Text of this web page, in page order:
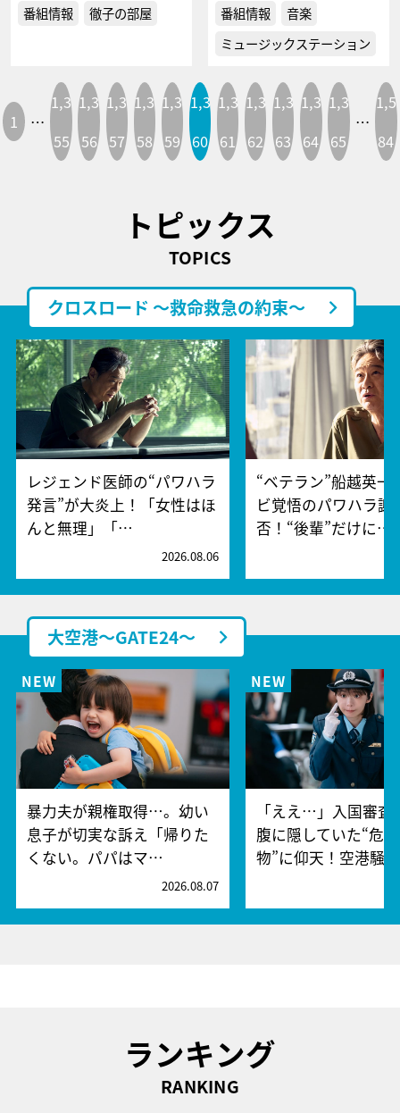
番組情報 徹子の部屋 番組情報
音楽
ミュージックステーション
1 …
1,3
55
1,3
56
1,3
57
1,3
58
1,3
59
1,3
60
1,3
61
1,3
62
1,3
63
1,3
64
1,3
65
…
1,5
84
トピックス
TOPICS
クロスロード ～救命救急の約束～
レジェンド医師の“パワハラ
発言”が大炎上！「女性はほ
んと無理」「…
2026.08.06
“ベテラン”船越英一
ビ覚悟のパワハラ謝
否！“後輩”だけに…
大空港～GATE24～
暴力夫が親権取得…。幼い
息子が切実な訴え「帰りた
くない。パパはマ…
2026.08.07
「ええ…」入国審査
腹に隠していた“危
物”に仰天！空港騒
ランキング
RANKING